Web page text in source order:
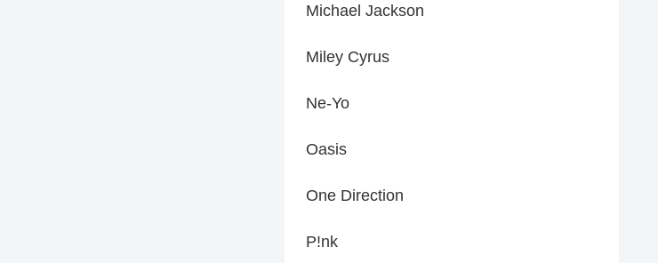
Michael Jackson
Miley Cyrus
Ne-Yo
Oasis
One Direction
P!nk